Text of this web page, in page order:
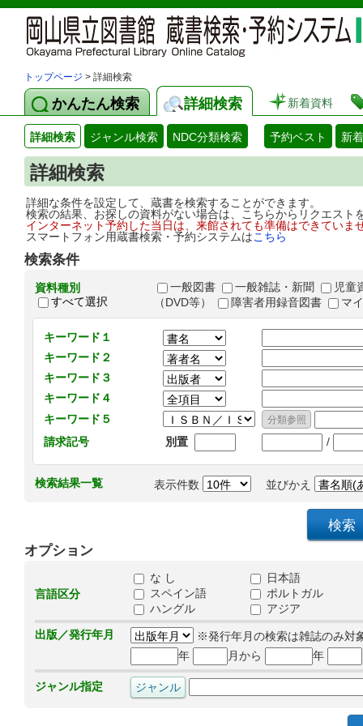
トップページ > 詳細検索
かんたん検索 詳細検索 新着資料
詳細検索 ジャンル検索 NDC分類検索 予約ベスト 新
詳細検索
詳細な条件を設定して、蔵書を検索することができます。
検索の結果、お探しの資料がない場合は、こちらからリクエス
インターネット予約した当日は、来館されても準備はできてい
スマートフォン用蔵書検索・予約システムはこちら
検索条件
資料種別
すべて選択
一般図書 一般雑誌・新聞
児童
（DVD等）
障害者用録音図書 マ
キーワード１
キーワード２
キーワード３
キーワード４
キーワード５
請求記号
別置 /
検索結果一覧 表示件数 並びかえ
オプション
言語区分
な し
日本語
スペイン語
ポルトガル
ハングル
アジア
出版／発行年月
※発行年月の検索は雑誌のみ対
年
月から 年
ジャンル指定